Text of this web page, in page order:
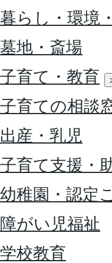
暮らし・環境
墓地・斎場
子育て・教育
子育ての相談
出産・乳児
子育て支援・
幼稚園・認定
障がい児福祉
学校教育